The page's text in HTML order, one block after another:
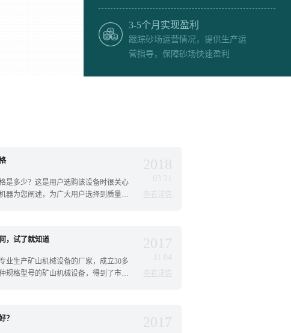
3-5个月实现盈利
跟踪砂场运营情况，提供生产运
营指导，保障砂场快速盈利
是多少？这是用户选购该设备时很关心
器为您阐述，为广大用户选择到质量
2018
03.21
查看详情
，试了就知道
业生产矿山机械设备的厂家，成立30多
规格型号的矿山机械设备，得到了市场
2017
11.04
查看详情
？ 2017